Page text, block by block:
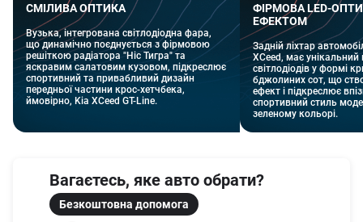
СМІЛИВА ОПТИКА
Вузька, інтегрована світлодіодна фара,
що динамічно поєднується з фірмовою
решіткою радіатора "Ніс Тигра" та
яскравим салатовим кузовом, підкреслює
спортивний та привабливий дизайн
передньої частини крос-хетчбека,
ймовірно, Kia XCeed GT-Line.
ФІРМОВА LED-
ЕФЕКТОМ
Задній ліхтар
XCeed, має
світлодіодів у формі
бджолиних сот, що
ефект і підкреслює
спортивний стиль
зеленому кольорі.
Вагаєтесь, яке авто обрати?
Безкоштовна допомога